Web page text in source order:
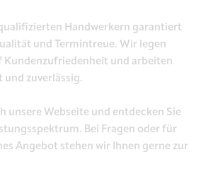
Handwerkern garantiert
und Termintreue. Wir legen
Kundenzufriedenheit und arbeiten
und zuverlässig.
unsere Webseite und entdecken Sie
Bei Fragen oder für
Angebot stehen wir Ihnen gerne zur